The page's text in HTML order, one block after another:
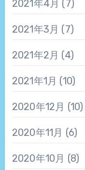
2021年4月 (7)
2021年3月 (7)
2021年2月 (4)
2021年1月 (10)
2020年12月 (10)
2020年11月 (6)
2020年10月 (8)